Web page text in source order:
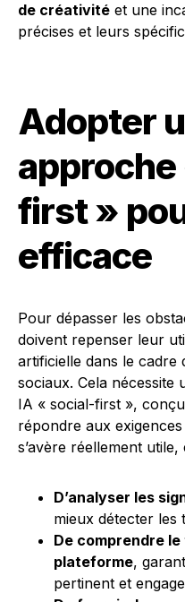
de créativité et une
précises et leurs
Adopter
first »
efficace
Pour dépasser les
doivent repenser leur
artificielle dans le cadre
sociaux. Cela
IA « social-first »,
répondre aux
s’avère réellement
D’analyser les
mieux détecter les
De comprendre
plateforme,
pertinent et